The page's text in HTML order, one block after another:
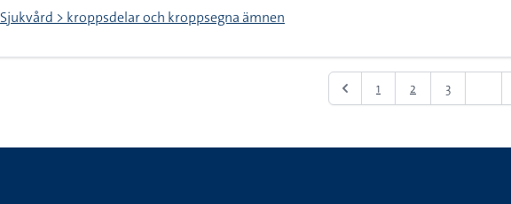
Sjukvård > kroppsdelar och kroppsegna ämnen
1 2 3